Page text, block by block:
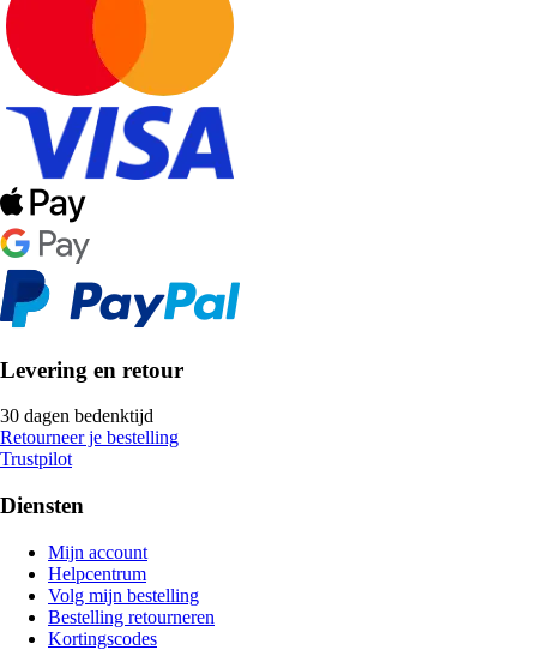
Levering en retour
30 dagen bedenktijd
Retourneer je bestelling
Trustpilot
Diensten
Mijn account
Helpcentrum
Volg mijn bestelling
Bestelling retourneren
Kortingscodes